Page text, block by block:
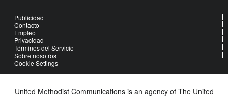
Publicidad
Contacto
Empleo
Privacidad
Términos del Servicio
Sobre nosotros
Cookie Settings
United Methodist Communications is an agency of The United